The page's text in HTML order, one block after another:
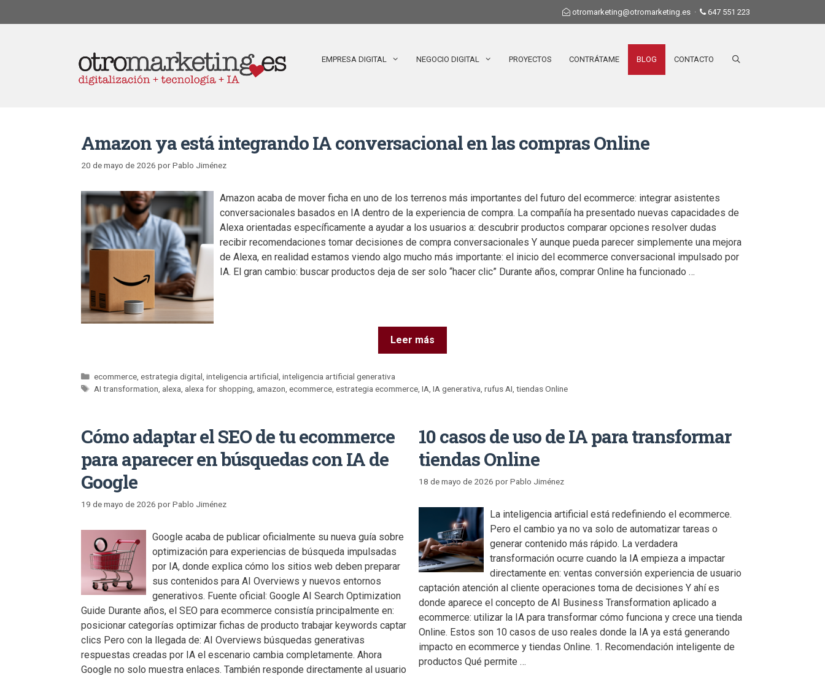
otromarketing@otromarketing.es · 647 551 223
EMPRESA DIGITAL NEGOCIO DIGITAL PROYECTOS CONTRÁTAME BLOG CONTACTO
Amazon ya está integrando IA conversacional en las compras Online
20 de mayo de 2026 porPablo Jiménez
Amazon acaba de mover ficha en uno de los terrenos más importantes del futuro del ecommerce: integrar asistentes
conversacionales basados en IA dentro de la experiencia de compra. La compañía ha presentado nuevas capacidades de
Alexa orientadas específicamente a ayudar a los usuarios a: descubrir productos comparar opciones resolver dudas
recibir recomendaciones tomar decisiones de compra conversacionales Y aunque pueda parecer simplemente una mejora
de Alexa, en realidad estamos viendo algo mucho más importante: el inicio del ecommerce conversacional impulsado por
IA. El gran cambio: buscar productos deja de ser solo “hacer clic” Durante años, comprar Online ha funcionado …
Leer más
ecommerce ,estrategia digital ,inteligencia artificial ,inteligencia artificial generativa
AI transformation alexa alexa for shopping amazon ,ecommerce ,estrategia ecommerce ,IA ,IA generativa ,rufus AI ,tiendas Online
Cómo adaptar el SEO de tu ecommerce
para aparecer en búsquedas con IA de
Google
19 de mayo de 2026 porPablo Jiménez
Google acaba de publicar oficialmente su nueva guía sobre
optimización para experiencias de búsqueda impulsadas
por IA, donde explica cómo los sitios web deben preparar
sus contenidos para AI Overviews y nuevos entornos
generativos. Fuente oficial: Google AI Search Optimization
Guide Durante años, el SEO para ecommerce consistía principalmente en:
posicionar categorías optimizar fichas de producto trabajar keywords captar
clics Pero con la llegada de: AI Overviews búsquedas generativas
respuestas creadas por IA el escenario cambia completamente. Ahora
Google no solo muestra enlaces. También responde directamente al usuario
10 casos de uso de IA para transformar
tiendas Online
18 de mayo de 2026 porPablo Jiménez
La inteligencia artificial está redefiniendo el ecommerce.
Pero el cambio ya no va solo de automatizar tareas o
generar contenido más rápido. La verdadera
transformación ocurre cuando la IA empieza a impactar
directamente en: ventas conversión experiencia de usuario
captación atención al cliente operaciones toma de decisiones Y ahí es
donde aparece el concepto de AI Business Transformation aplicado a
ecommerce: utilizar la IA para transformar cómo funciona y crece una tienda
Online. Estos son 10 casos de uso reales donde la IA ya está generando
impacto en ecommerce y tiendas Online. 1. Recomendación inteligente de
productos Qué permite …